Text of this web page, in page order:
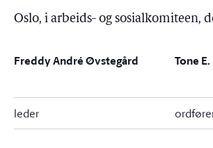
Oslo, i arbeids- og sosialkomiteen,
Freddy André Øvstegård Tone
leder